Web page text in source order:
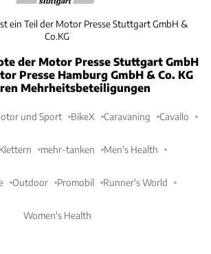
ein Teil der Motor Presse Stuttgart GmbH &
Co.KG
der Motor Presse Stuttgart GmbH
Presse Hamburg GmbH & Co. KG
Mehrheitsbeteiligungen
und Sport BikeX Caravaning Cavallo
mehr-tanken Men's Health
Outdoor Promobil Runner's World
Women's Health